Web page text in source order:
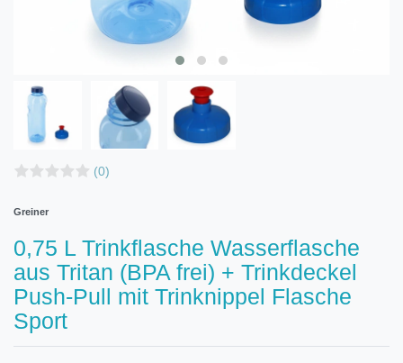
(0)
Greiner
0,75 L Trinkflasche Wasserflasche
aus Tritan (BPA frei) + Trinkdeckel
Push-Pull mit Trinknippel Flasche
Sport